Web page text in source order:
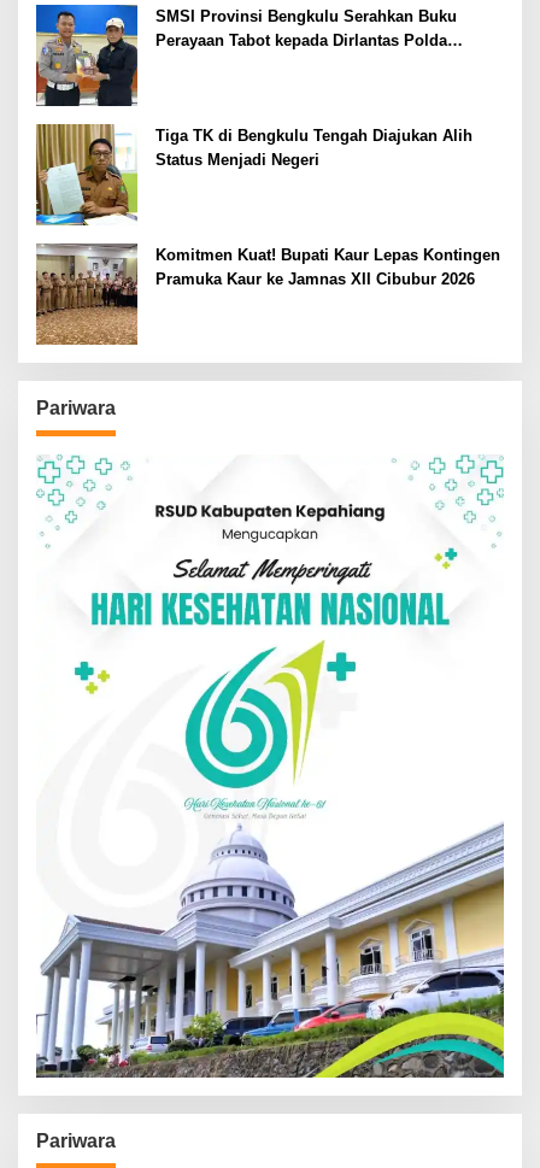
SMSI Provinsi Bengkulu Serahkan Buku
Perayaan Tabot kepada Dirlantas Polda
Tiga TK di Bengkulu Tengah Diajukan Alih
Status Menjadi Negeri
Komitmen Kuat! Bupati Kaur Lepas Kontingen
Pramuka Kaur ke Jamnas XII Cibubur 2026
Pariwara
Pariwara